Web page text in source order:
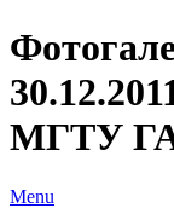
МГТУ ГА
Menu